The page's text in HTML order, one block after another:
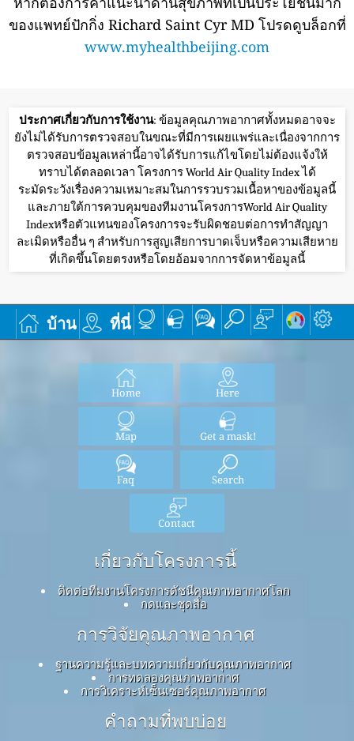
ของแพทย์ปักกิ่ง Richard Saint Cyr MD โปรดดูบล็อกที่
www.myhealthbeijing.com
ประกาศเกี่ยวกับการใช้งาน: ข้อมูลคุณภาพอากาศทั้งหมดอาจจะ
ยังไม่ได้รับการตรวจสอบในขณะที่มีการเผยแพร่และเนื่องจากการ
ตรวจสอบข้อมูลเหล่านี้อาจได้รับการแก้ไขโดยไม่ต้องแจ้งให้
ทราบได้ตลอดเวลา โครงการ World Air Quality Index ได้
ระมัดระวังเรื่องความเหมาะสมในการรวบรวมเนื้อหาของข้อมูลนี้
และภายใต้การควบคุมของทีมงานโครงการWorld Air Quality
Indexหรือตัวแทนของโครงการจะรับผิดชอบต่อการทำสัญญา
ละเมิดหรืออื่น ๆ สำหรับการสูญเสียการบาดเจ็บหรือความเสียหาย
ที่เกิดขึ้นโดยตรงหรือโดยอ้อมจากการจัดหาข้อมูลนี้
บ้าน ที่นี่
Home Here
Map Get a mask!
Faq Search
Contact
เกี่ยวกับโครงการนี้
ติดต่อทีมงานโครงการดัชนีคุณภาพอากาศโลก
กดและชุดสื่อ
การวิจัยคุณภาพอากาศ
ฐานความรู้และบทความเกี่ยวกับคุณภาพอากาศ
การทดลองคุณภาพอากาศ
การวิเคราะห์เซ็นเซอร์คุณภาพอากาศ
คำถามที่พบบ่อย